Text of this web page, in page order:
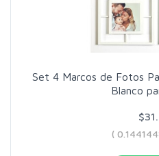
Set 4 Marcos de Fotos
Blanco
(